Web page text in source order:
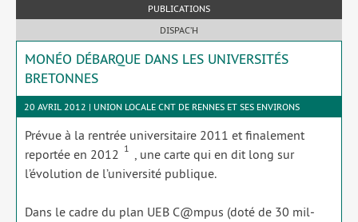
PUBLICATIONS
DISPAC’H
MONÉO DÉBARQUE DANS LES UNIVERSITÉS
BRETONNES
20 AVRIL 2012 | UNION LOCALE CNT DE RENNES ET SES ENVIRONS
Prévue à la ren­trée uni­ver­si­taire 2011 et fina­le­ment
repor­tée en 2012 1 , une carte qui en dit long sur
l’évolution de l’université publique.
Dans le cadre du plan UEB C@mpus (doté de 30 mil­